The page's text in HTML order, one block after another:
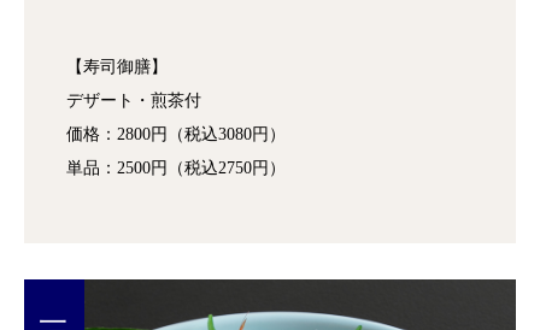
【寿司御膳】
デザート・煎茶付
価格：2800円（税込3080円）
単品：2500円（税込2750円）